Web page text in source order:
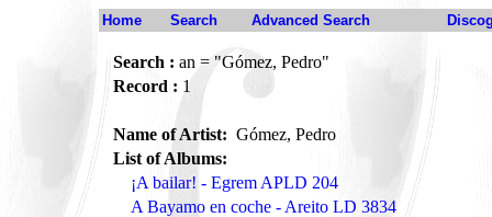
Home Search Advanced Search
Search : an = "Gómez, Pedro"
Record : 1
Name of Artist: Gómez, Pedro
List of Albums:
¡A bailar! - Egrem APLD 204
A Bayamo en coche - Areito LD 3834